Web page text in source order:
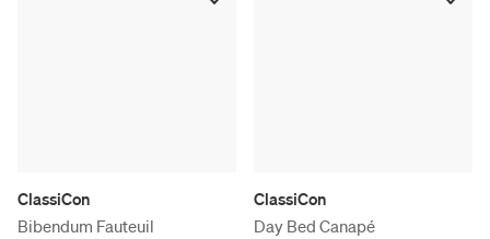
ClassiCon
Bibendum Fauteuil
ClassiCon
Day Bed Canapé